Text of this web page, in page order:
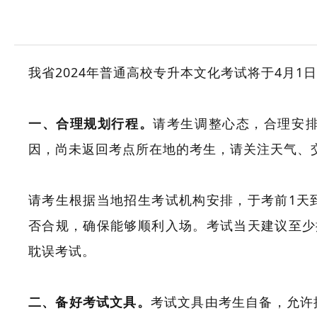
名单公示
报考指南
社会招聘
校园招聘
我省2024年普通高校专升本文化考试将于4月1
一、合理规划行程。请考生调整心态，合理安
因，尚未返回考点所在地的考生，请关注天气
请考生根据当地招生考试机构安排，于考前1
否合规，确保能够顺利入场。考试当天建议至
耽误考试。
二、备好考试文具。 考试文具由考生自备，允